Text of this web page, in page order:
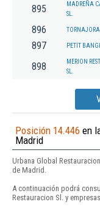
895
MADREÑA
SL.
896 TORNAJORA
897 PETIT
898
MERION
SL.
Posición 14.446 en
Madrid
Urbana Global
de Madrid.
A continuación podrá
Restauracion Sl. y